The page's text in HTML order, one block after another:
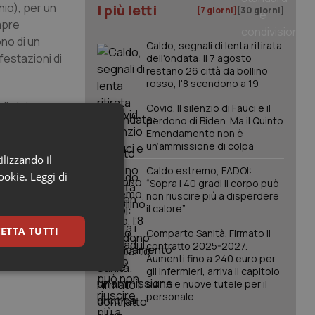
per un
di un
di
aiuto
70%
abbiamo
Alberto
ed è
perché
I più letti [7 giorni] [30 giorni]
Caldo, segnali di lenta ritirata
dell'ondata: il 7 agosto
restano 26 città da bollino
rosso, l'8 scendono a 19
Covid. Il silenzio di Fauci e il
perdono di Biden. Ma il Quinto
Emendamento non è
un’ammissione di colpa
Caldo estremo, FADOI:
“Sopra i 40 gradi il corpo può
non riuscire più a disperdere
il calore”
Comparto Sanità. Firmato il
contratto 2025-2027.
Aumenti fino a 240 euro per
gli infermieri, arriva il capitolo
sull'IA e nuove tutele per il
personale
il
Leggi di
TUTTI